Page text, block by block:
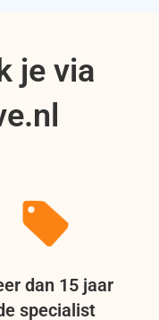
je via
dan 15 jaar
specialist